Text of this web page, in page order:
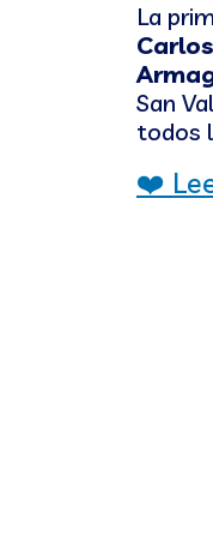
La
San
todos
❤️​